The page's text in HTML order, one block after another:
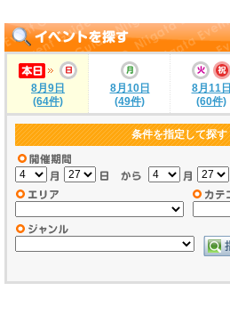
8月9日
(64件)
8月10日
(49件)
8月11日
(60件)
条件を指定して探す